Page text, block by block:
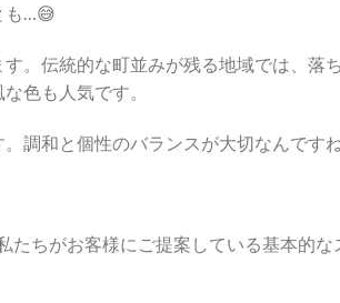
も…😅
。伝統的な町並みが残る地域では、落
色も人気です。
調和と個性のバランスが大切なんです
たちがお客様にご提案している基本的な